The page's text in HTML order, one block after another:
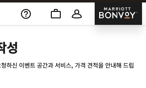
Marriott
성
하신 이벤트 공간과 서비스, 가격 견적을 안내해 드립